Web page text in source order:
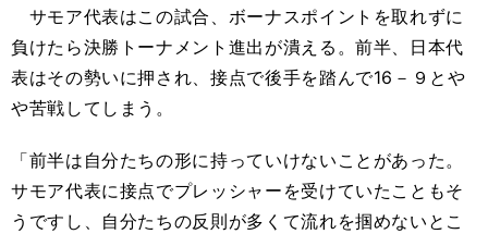
サモア代表はこの試合、ボーナスポイントを取れずに
負けたら決勝トーナメント進出が潰える。前半、日本代
表はその勢いに押され、接点で後手を踏んで16－９とや
や苦戦してしまう。
「前半は自分たちの形に持っていけないことがあった。
サモア代表に接点でプレッシャーを受けていたこともそ
うですし、自分たちの反則が多くて流れを掴めないとこ